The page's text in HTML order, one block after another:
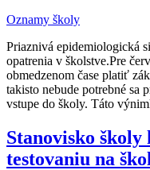
Oznamy školy
Priaznivá epidemiologická
opatrenia v školstve.Pre
obmedzenom čase platiť
takisto nebude potrebné sa
vstupe do školy. Táto
Stanovisko školy
testovaniu na